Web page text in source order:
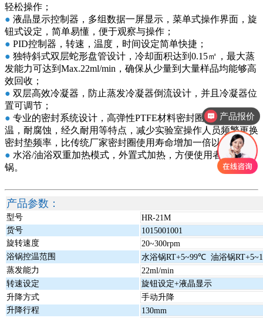
轻松操作；
● 液晶显示控制器，多组数据一屏显示，菜单式操作界面，旋
钮式设定，简单易懂，便于观察与操作；
● PID控制器，转速，温度，时间设定简单快捷；
● 独特斜式双层蛇形盘管设计，冷却面积达到0.15㎡，最大蒸
发能力可达到Max.22ml/min，确保从少量到大量样品均能够高
效回收；
● 双层高效冷凝器，防止蒸发冷凝器倒流设计，并且冷凝器位
置可调节；
● 专业的密封系统设计，高弹性PTFE材料密封圈，具有耐高
温，耐腐蚀，经久耐用等特点，减少实验室操作人员频繁更换
密封垫频率，比传统厂家密封圈使用寿命增加一倍以上；
● 水浴/油浴双重加热模式，外置式加热，方便使用者清洗浴
锅。
产品参数：
型号
HR-21M
货号
1015001001
旋转速度
20~300rpm
浴锅控温范围
水浴锅RT+5~99℃ 油浴锅
蒸发能力
22ml/min
转速设定
旋钮设定+液晶显示
升降方式
手动升降
升降行程
130mm
产品报价
产品视频